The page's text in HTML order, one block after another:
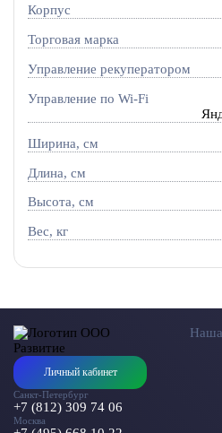
Корпус
Торговая марка
Управление рекуператором
Управление по Wi-Fi
Ширина, см
Длина, см
Высота, см
Вес, кг
Личный кабинет
Санкт-Петербург
+7 (812) 309 74 06
Москва